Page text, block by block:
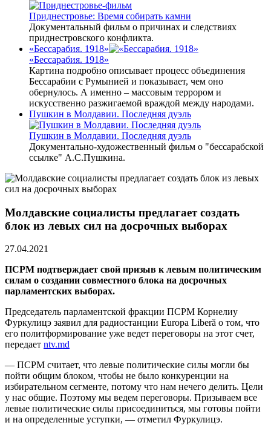
Приднестровье: Время собирать камни
Документальный фильм о причинах и следствиях
приднестровского конфликта.
«Бессарабия. 1918»
«Бессарабия. 1918»
Картина подробно описывает процесс объединения
Бессарабии с Румынией и показывает, чем оно
обернулось. А именно – массовым террором и
искусственно разжигаемой враждой между народами.
Пушкин в Молдавии. Последняя дуэль
Пушкин в Молдавии. Последняя дуэль
Документально-художественный фильм о "бессарабской
ссылке" А.С.Пушкина.
Молдавские социалисты предлагает создать
блок из левых сил на досрочных выборах
27.04.2021
ПСРМ подтверждает свой призыв к левым политическим
силам о создании совместного блока на досрочных
парламентских выборах.
Председатель парламентской фракции ПСРМ Корнелиу
Фуркулицэ заявил для радиостанции Europa Liberă о том, что
его политформирование уже ведет переговоры на этот счет,
передает ntv.md
— ПСРМ считает, что левые политические силы могли бы
пойти общим блоком, чтобы не было конкуренции на
избирательном сегменте, потому что нам нечего делить. Цели
у нас общие. Поэтому мы ведем переговоры. Призываем все
левые политические силы присоединиться, мы готовы пойти
и на определенные уступки, — отметил Фуркулицэ.